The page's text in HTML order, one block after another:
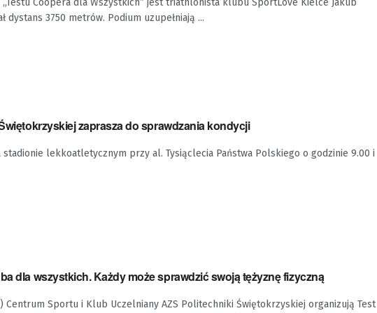
Coopera dla Wszystkich” jest triathlonista klubu SportLove Kielce Jakub
dystans 3750 metrów. Podium uzupełniają ...
zaprasza do sprawdzania kondycji
stadionie lekkoatletycznym przy al. Tysiąclecia Państwa Polskiego o godzinie 9.00 i
dla wszystkich. Każdy może sprawdzić swoją tężyznę fizyczną
Centrum Sportu i Klub Uczelniany AZS Politechniki Świętokrzyskiej organizują Test